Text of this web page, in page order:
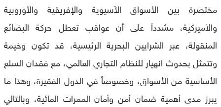
مختصرة بين الأسواق الآسيوية والإفريقية والأوروبية
والأميركية، مشدداً على أن عواقب تعطل حركة البضائع
المنقولة، عبر الشرايين البحرية الرئيسية، قد تكون وخيمة
وتتمثل بحدوث انهيار للنظام التجاري العالمي، مع فقدان السلع
الأساسية من الأسواق، وخصوصاً في الدول الفقيرة، وهذا ما
يبرز مدى أهمية ضمان أمن وأمان الممرات المائية، وبالتالي